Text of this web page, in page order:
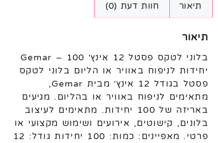
תיאור חוות דעת (0)
תיאור
בלוני לטקס פסטל 12 אינץ׳ Gemar – 100
יחידות לניפוח באוויר או הליום בלוני לטקס
פסטל בגודל 12 אינץ׳ מבית Gemar,
מתאימים לניפוח באוויר או בהליום. מגיעים
באריזה של 100 יחידות. מתאימים לעיצוב
בלונים, קישוטים, אירועים ושימוש מקצועי או
פרטי. מאפיינים: כמות: 100 יחידות גודל: 12